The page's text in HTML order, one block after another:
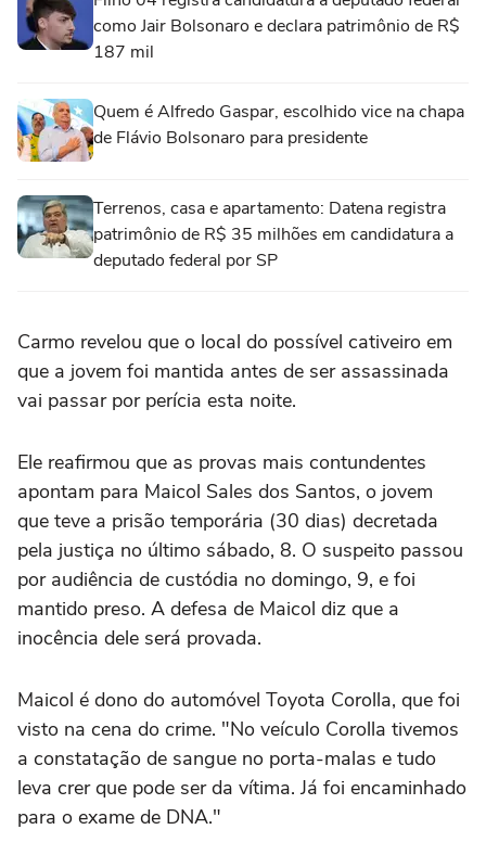
como Jair Bolsonaro e declara patrimônio de R$
187 mil
Quem é Alfredo Gaspar, escolhido vice na chapa
de Flávio Bolsonaro para presidente
Terrenos, casa e apartamento: Datena registra
patrimônio de R$ 35 milhões em candidatura a
deputado federal por SP
Carmo revelou que o local do possível cativeiro em
que a jovem foi mantida antes de ser assassinada
vai passar por perícia esta noite.
Ele reafirmou que as provas mais contundentes
apontam para Maicol Sales dos Santos, o jovem
que teve a prisão temporária (30 dias) decretada
pela justiça no último sábado, 8. O suspeito passou
por audiência de custódia no domingo, 9, e foi
mantido preso. A defesa de Maicol diz que a
inocência dele será provada.
Maicol é dono do automóvel Toyota Corolla, que foi
visto na cena do crime. "No veículo Corolla tivemos
a constatação de sangue no porta-malas e tudo
leva crer que pode ser da vítima. Já foi encaminhado
para o exame de DNA."